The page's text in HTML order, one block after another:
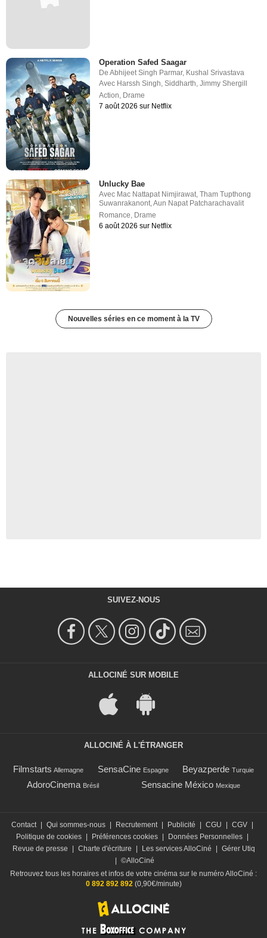
Operation Safed Saagar
DeAbhijeet Singh Parmar, Kushal Srivastava
Avec Harssh Singh,Siddharth,Jimmy Shergill
Action, Drame
7 août 2026 sur Netflix
Unlucky Bae
Avec Mac Nattapat Nimjirawat ,Tham Tupthong
Suwanrakanont ,Aun Napat Patcharachavalit
Romance Drame
6 août 2026 sur Netflix
Nouvelles séries en ce moment à la TV
SUIVEZ-NOUS
ALLOCINÉ SUR MOBILE
ALLOCINÉ À L'ÉTRANGER
Filmstarts Allemagne SensaCine Espagne Beyazperde Turquie
AdoroCinema Brésil Sensacine México Mexique
Contact | Qui sommes-nous | Recrutement | Publicité | CGU | CGV |
Politique de cookies | Préférences cookies | Données Personnelles |
Revue de presse
| Charte d'écriture | Les services AlloCiné | Gérer Utiq
| ©AlloCiné
Retrouvez tous les horaires et infos de votre cinéma sur le numéro AlloCiné :
0 892 892 892(0,90€/minute)